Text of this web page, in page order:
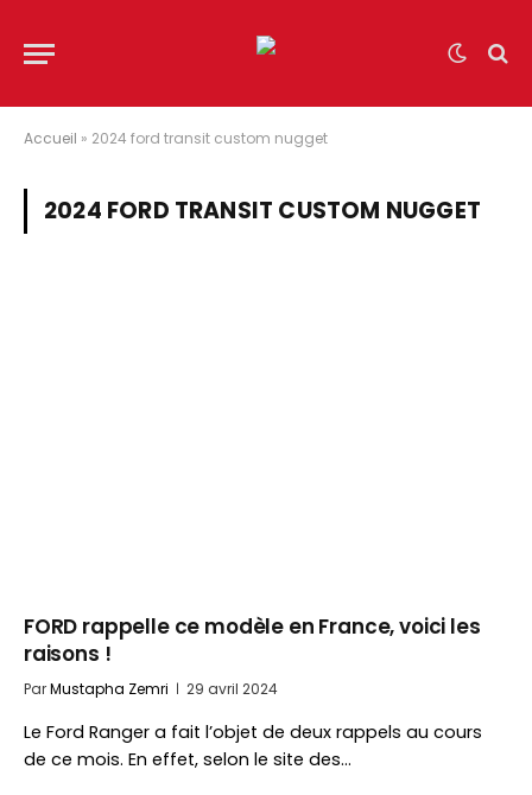
Accueil » 2024 ford transit custom nugget
2024 FORD TRANSIT CUSTOM NUGGET
FORD rappelle ce modèle en France, voici les
raisons !
ParMustapha Zemri 29 avril 2024
Le Ford Ranger a fait l’objet de deux rappels au cours
de ce mois. En effet, selon le site des…